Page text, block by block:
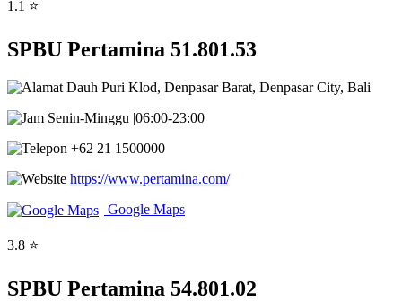
1.1 ⭐
SPBU Pertamina 51.801.53
Dauh Puri Klod, Denpasar Barat, Denpasar City, Bali
Senin-Minggu |06:00-23:00
+62 21 1500000
https://www.pertamina.com/
Google Maps
3.8 ⭐
SPBU Pertamina 54.801.02